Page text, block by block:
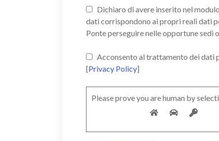
Dichiaro di avere inserito nel
dati corrispondono ai propri reali dati
Ponte perseguire nelle opportune sedi
Acconsento al trattamento dei dati
[Privacy Policy]
Please prove you are human by